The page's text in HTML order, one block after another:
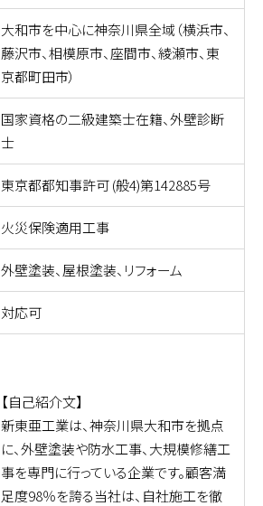
大和市を中心に神奈川県全域（横浜市、
藤沢市、相模原市、座間市、綾瀬市、東
京都町田市）
国家資格の二級建築士在籍、外壁診断
士
東京都都知事許可 (般4)第142885号
火災保険適用工事
外壁塗装、屋根塗装、リフォーム
対応可
【自己紹介文】
新東亜工業は、神奈川県大和市を拠点
に、外壁塗装や防水工事、大規模修繕工
事を専門に行っている企業です。顧客満
足度98％を誇る当社は、自社施工を徹